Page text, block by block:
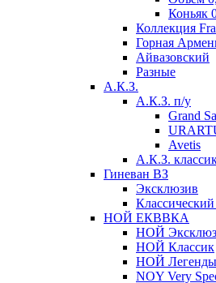
Коньяк
Коллекция
Горная
Айвазовский
Разные
А.К.З.
А.К.З. п/у
Grand
Avetis
А.К.З.
Гиневан ВЗ
Эксклюзив
НОЙ ЕКВВКА
НОЙ
НОЙ Классик
НОЙ Легенды
NOY Very